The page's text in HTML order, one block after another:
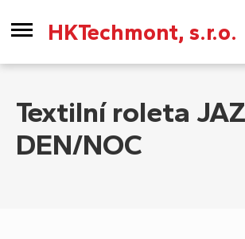
HKTechmont, s.r.o.
Textilní roleta
DEN/NOC